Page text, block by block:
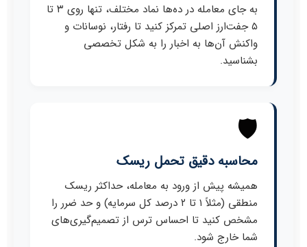
به جای معامله در ده‌ها نماد مختلف، تنها روی ۳ تا
۵ جفت‌ارز اصلی تمرکز کنید تا رفتار، نوسانات و
واکنش آن‌ها به اخبار را به شکل تخصصی
بشناسید.
🛡️
محاسبه دقیق تحمل ریسک
همیشه پیش از ورود به معامله، حداکثر ریسک
منطقی (مثلاً ۱ تا ۲ درصد کل سرمایه) و حد ضرر را
مشخص کنید تا احساس ترس از تصمیم‌گیری‌های
شما خارج شود.